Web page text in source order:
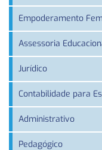
Empoderamento
Assessoria
Jurídico
Contabilidade para
Administrativo
Pedagógico